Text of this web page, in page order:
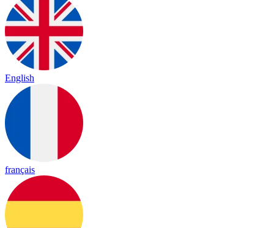
English
français